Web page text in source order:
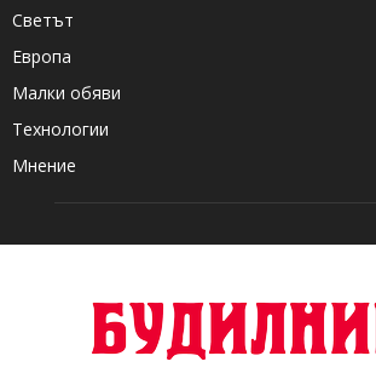
Светът
Европа
Малки обяви
Технологии
Мнение